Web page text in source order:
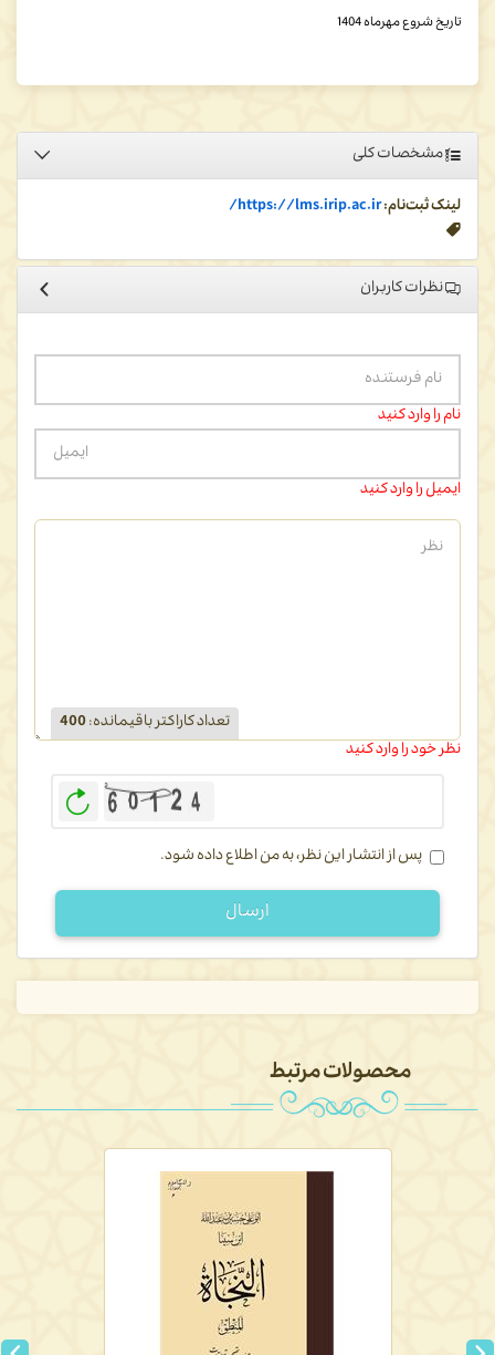
تاریخ شروع مهرماه 1404
مشخصات کلی
لینک ثبت‌نام:https://lms.irip.ac.ir/
نظرات کاربران
نام را وارد کنید
ایمیل را وارد کنید
تعداد کاراکتر باقیمانده:
400
نظر خود را وارد کنید
پس از انتشار این نظر، به من اطلاع داده شود.
ارسال
محصولات مرتبط